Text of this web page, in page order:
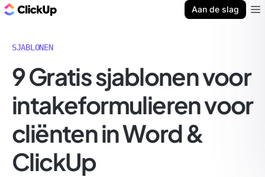
Aan de slag
SJABLONEN
9 Gratis sjablonen voor
intakeformulieren voor
cliënten in Word &
ClickUp